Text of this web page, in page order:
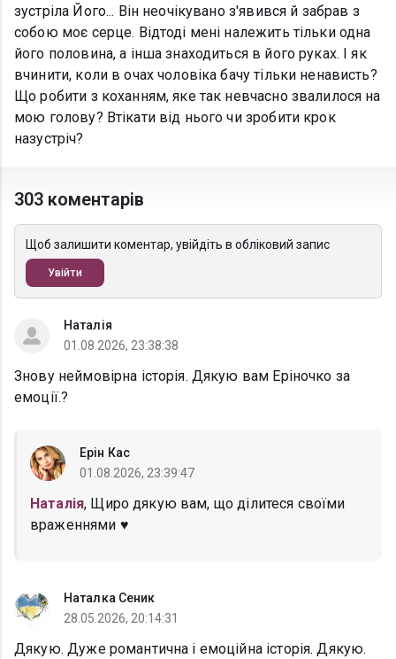
зустріла Його... Він неочікувано з'явився й забрав з
собою моє серце. Відтоді мені належить тільки одна
його половина, а інша знаходиться в його руках. І як
вчинити, коли в очах чоловіка бачу тільки ненависть?
Що робити з коханням, яке так невчасно звалилося на
мою голову? Втікати від нього чи зробити крок
назустріч?
303 коментарів
Щоб залишити коментар, увійдіть в обліковий запис
Увійти
Наталія
01.08.2026, 23:38:38
Знову неймовірна історія. Дякую вам Еріночко за
емоції.?
Ерін Кас
01.08.2026, 23:39:47
Наталія, Щиро дякую вам, що ділитеся своїми
враженнями ♥
Наталка Сеник
28.05.2026, 20:14:31
Дякую. Дуже романтична і емоційна історія. Дякую.